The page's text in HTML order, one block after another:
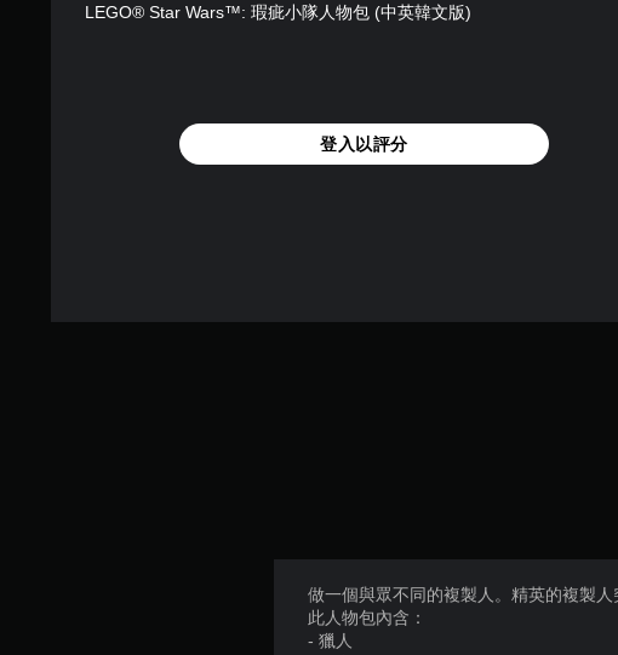
LEGO® Star Wars™: 瑕疵小隊人物包 (中英韓文版)
登入以評分
做一個與眾不同的複製人。精英的複製
此人物包內含：
- 獵人